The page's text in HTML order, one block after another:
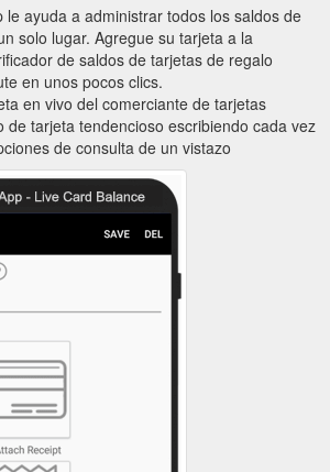
le ayuda a administrar todos los saldos de
solo lugar. Agregue su tarjeta a la
de saldos de tarjetas de regalo
en unos pocos clics.
en vivo del comerciante de tarjetas
de tarjeta tendencioso escribiendo cada vez
de consulta de un vistazo